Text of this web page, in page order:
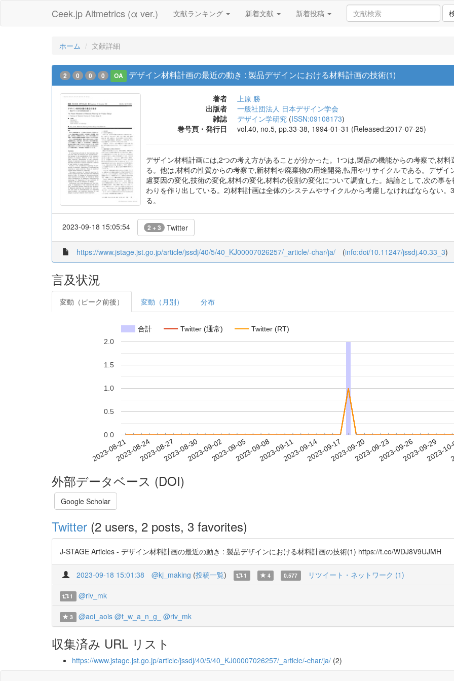
Ceek.jp Altmetrics (α ver.) 文献ランキング 新着文献 新着投稿
ホーム 文献詳細
2 0 0 0 OA デザイン材料計画の最近の動き : 製品デザインにおける材料計画の技術(1)
著者
上原 勝
出版者
一般社団法人 日本デザイン学会
雑誌
デザイン学研究 (ISSN:09108173)
巻号頁・発行日
vol.40, no.5, pp.33-38, 1994-01-31 (Released:2017-07-25)
デザイン材料計画には,2つの考え方があることが分かった。1つは,製品の機能からの考察で,材
る。他は,材料の性質からの考察で,新材料や廃棄物の用途開発,転用やリサイクルである。デザ
慮要因の変化,技術の変化,材料の変化,材料の役割の変化について調査した。結論として,次の事
わりを作り出している。2)材料計画は全体のシステムやサイクルから考慮しなければならない
る。
2023-09-18 15:05:54 2 + 3 Twitter
https://www.jstage.jst.go.jp/article/jssdj/40/5/40_KJ00007026257/_article/-char/ja/ (info:doi/10.11247/jssdj.40.33_3)
言及状況
変動（ピーク前後） 変動（月別） 分布
合計 Twitter (通常) Twitter (RT)
2023-08-212023-08-242023-08-272023-08-302023-09-022023-09-052023-09-082023-09-112023-09-142023-09-172023-09-202023-09-232023-09-262023-09-29
2023-
0.0
0.5
1.0
1.5
2.0
外部データベース (DOI)
Google Scholar
Twitter (2 users, 2 posts, 3 favorites)
J-STAGE Articles - デザイン材料計画の最近の動き : 製品デザインにおける材料計画の技術(1) https://t.co/WDJ8V9UJMH
2023-09-18 15:01:38 @kj_making (投稿一覧) 1 4 0.577 リツイート・ネットワーク (1)
1 @riv_mk
3 @aoi_aois @t_w_a_n_g_ @riv_mk
収集済み URL リスト
https://www.jstage.jst.go.jp/article/jssdj/40/5/40_KJ00007026257/_article/-char/ja/ (2)